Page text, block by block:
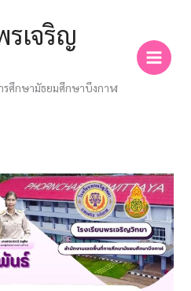
รเจริญ
ศึกษามัธยมศึกษาบึงกาฬ